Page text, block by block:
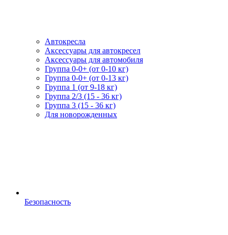
Автокресла
Аксессуары для автокресел
Аксессуары для автомобиля
Группа 0-0+ (от 0-10 кг)
Группа 0-0+ (от 0-13 кг)
Группа 1 (от 9-18 кг)
Группа 2/3 (15 - 36 кг)
Группа 3 (15 - 36 кг)
Для новорожденных
Безопасность